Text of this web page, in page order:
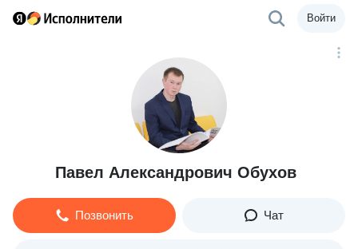
Войти
Павел Александрович Обухов
Позвонить Чат